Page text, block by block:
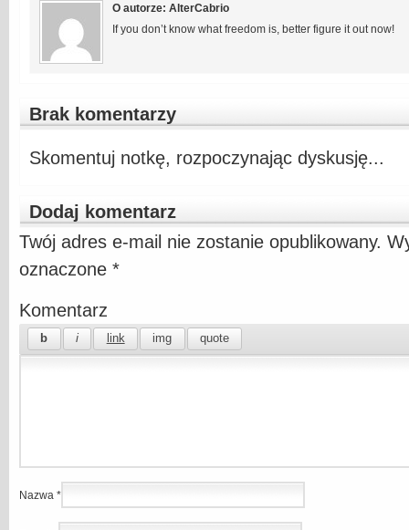
O autorze: AlterCabrio
If you don’t know what freedom is, better figure it out now!
Brak komentarzy
Skomentuj notkę, rozpoczynając dyskusję...
Dodaj komentarz
Twój adres e-mail nie zostanie opublikowany.
oznaczone *
Komentarz
Nazwa *